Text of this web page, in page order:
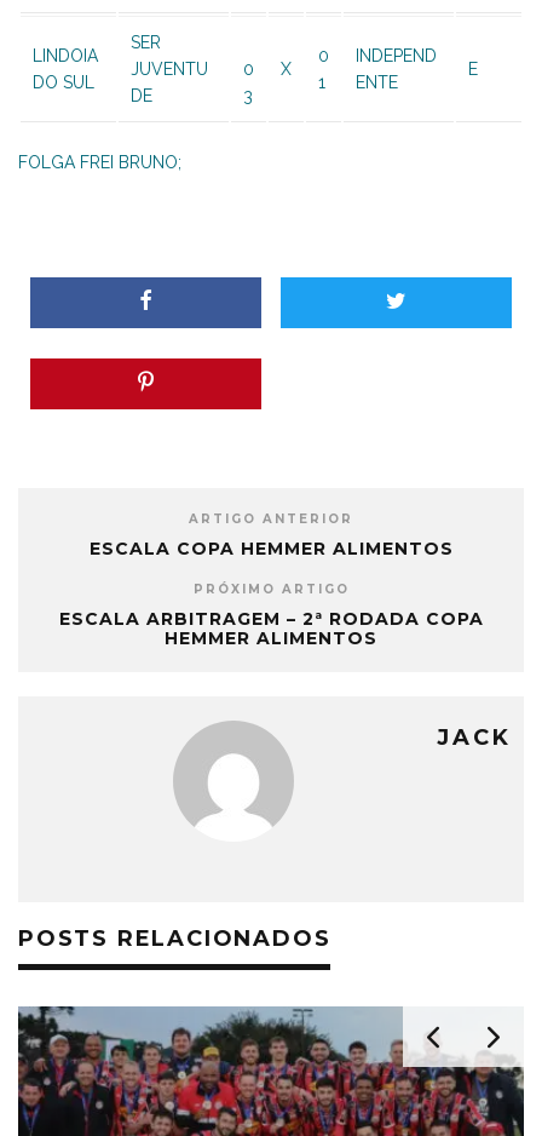
LINDOIA
DO SUL
SER
JUVENTU
DE
0
3
X
0
1
INDEPEND
ENTE
E
FOLGA FREI BRUNO;
ARTIGO ANTERIOR
ESCALA COPA HEMMER ALIMENTOS
PRÓXIMO ARTIGO
ESCALA ARBITRAGEM – 2ª RODADA COPA
HEMMER ALIMENTOS
JACK
POSTS RELACIONADOS